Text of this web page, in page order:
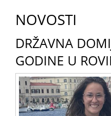
NOVOSTI
DRŽAVNA
GODINE U